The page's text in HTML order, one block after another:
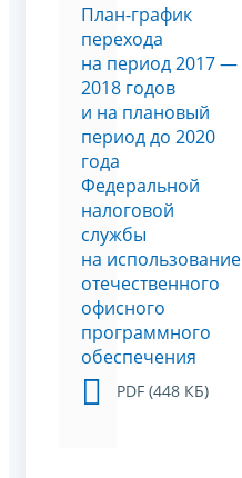
План-график
перехода
на период 2017 —
2018 годов
и на плановый
период до 2020
года
Федеральной
налоговой
службы
на использование
отечественного
офисного
программного
обеспечения
PDF (448 КБ)